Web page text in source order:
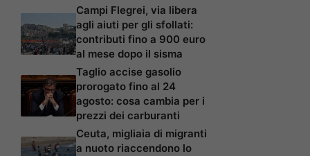
Campi Flegrei, via libera
agli aiuti per gli sfollati:
contributi fino a 900 euro
al mese dopo il sisma
Taglio accise gasolio
prorogato fino al 24
agosto: cosa cambia per i
prezzi dei carburanti
Ceuta, migliaia di migranti
a nuoto riaccendono lo